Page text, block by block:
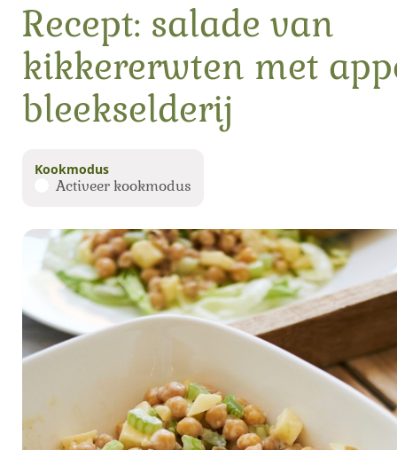
Kookmodus
Activeer kookmodus
Recept: salade van
kikkererwten met
bleekselderij